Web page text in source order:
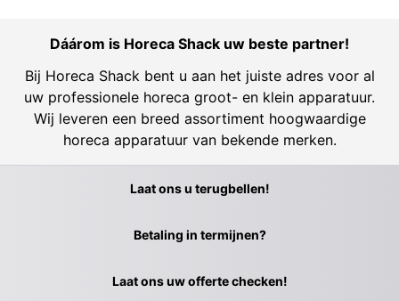
Dáárom is Horeca Shack uw beste partner!
Bij Horeca Shack bent u aan het juiste adres voor al
uw professionele horeca groot- en klein apparatuur.
Wij leveren een breed assortiment hoogwaardige
horeca apparatuur van bekende merken.
Laat ons u terugbellen!
Betaling in termijnen?
Laat ons uw offerte checken!